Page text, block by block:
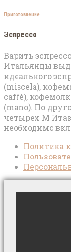
Приготовление
Эспрессо
Варить
Итальянцы
идеального
(miscela),
caffè),
(mano). По
четырех М
необходимо
Политика